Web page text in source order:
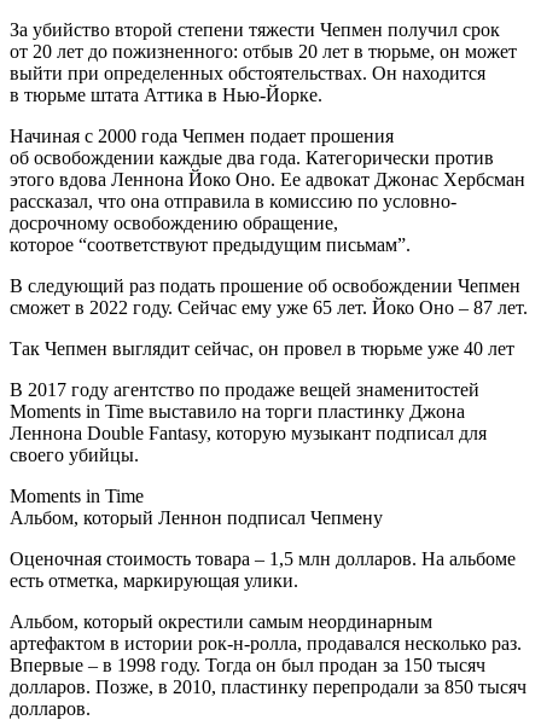
За убийство второй степени тяжести Чепмен получил срок
от 20 лет до пожизненного: отбыв 20 лет в тюрьме, он может
выйти при определенных обстоятельствах. Он находится
в тюрьме штата Аттика в Нью-Йорке.
Начиная с 2000 года Чепмен подает прошения
об освобождении каждые два года. Категорически против
этого вдова Леннона Йоко Оно. Ее адвокат Джонас Хербсман
рассказал, что она отправила в комиссию по условно-
досрочному освобождению обращение,
которое “соответствуют предыдущим письмам”.
В следующий раз подать прошение об освобождении Чепмен
сможет в 2022 году. Сейчас ему уже 65 лет. Йоко Оно – 87 лет.
Так Чепмен выглядит сейчас, он провел в тюрьме уже 40 лет
В 2017 году агентство по продаже вещей знаменитостей
Moments in Time выставило на торги пластинку Джона
Леннона Double Fantasy, которую музыкант подписал для
своего убийцы.
Moments in Time
Альбом, который Леннон подписал Чепмену
Оценочная стоимость товара – 1,5 млн долларов. На альбоме
есть отметка, маркирующая улики.
Альбом, который окрестили самым неординарным
артефактом в истории рок-н-ролла, продавался несколько раз.
Впервые – в 1998 году. Тогда он был продан за 150 тысяч
долларов. Позже, в 2010, пластинку перепродали за 850 тысяч
долларов.